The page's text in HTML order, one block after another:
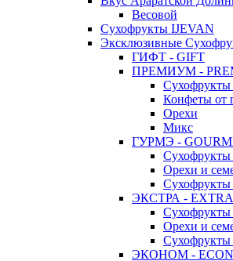
Весовой
Сухофрукты IJEVAN
Эксклюзивные
ГИФТ - GIFT
ПРЕМИУМ -
Конфеты от
Орехи
Микс
ГУРМЭ -
Сухофрукты
Орехи и
Сухофрукты
ЭКСТРА - EXTRA
Сухофрукты
Орехи и
Сухофрукты
ЭКОНОМ -